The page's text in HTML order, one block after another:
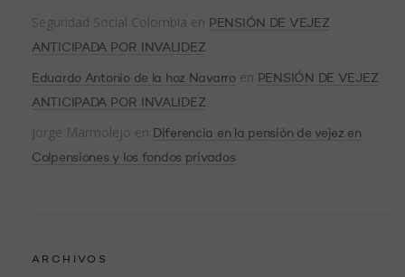
Seguridad Social Colombia en PENSIÓN DE VEJEZ
ANTICIPADA POR INVALIDEZ
Eduardo Antonio de la hoz Navarroen PENSIÓN DE VEJEZ
ANTICIPADA POR INVALIDEZ
Jorge Marmolejo en Diferencia en la pensión de vejez en
Colpensiones y los fondos privados
ARCHIVOS